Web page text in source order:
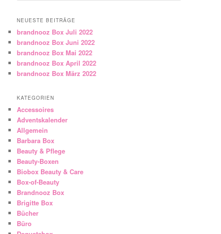
NEUESTE BEITRÄGE
brandnooz Box Juli 2022
brandnooz Box Juni 2022
brandnooz Box Mai 2022
brandnooz Box April 2022
brandnooz Box März 2022
KATEGORIEN
Accessoires
Adventskalender
Allgemein
Barbara Box
Beauty & Pflege
Beauty-Boxen
Biobox Beauty & Care
Box-of-Beauty
Brandnooz Box
Brigitte Box
Bücher
Büro